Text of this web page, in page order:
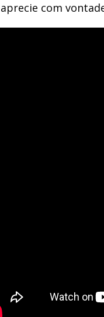
aprecie com